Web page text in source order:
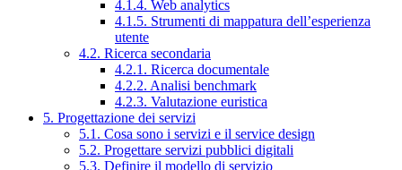
4.1.4. Web analytics
4.1.5. Strumenti di mappatura dell’esperienza
utente
4.2. Ricerca secondaria
4.2.1. Ricerca documentale
4.2.2. Analisi benchmark
4.2.3. Valutazione euristica
5. Progettazione dei servizi
5.1. Cosa sono i servizi e il service design
5.2. Progettare servizi pubblici digitali
5.3. Definire il modello di servizio